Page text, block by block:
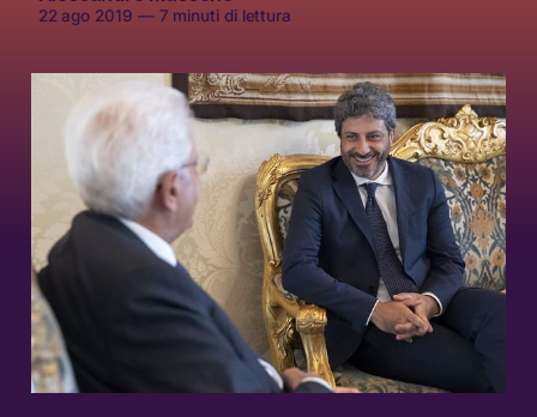
22 ago 2019 —7 minuti di lettura